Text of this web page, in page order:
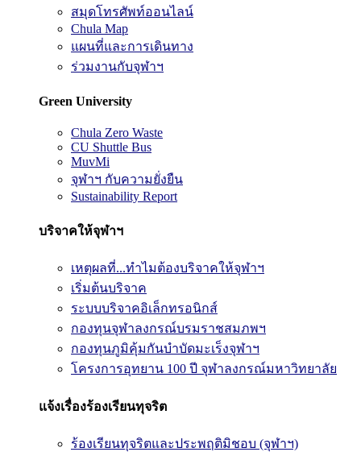
สมุดโทรศัพท์ออนไลน์
Chula Map
แผนที่และการเดินทาง
ร่วมงานกับจุฬาฯ
Green University
Chula Zero Waste
CU Shuttle Bus
MuvMi
จุฬาฯ กับความยั่งยืน
Sustainability Report
บริจาคให้จุฬาฯ
เหตุผลที่...ทำไมต้องบริจาคให้จุฬาฯ
เริ่มต้นบริจาค
ระบบบริจาคอิเล็กทรอนิกส์
กองทุนจุฬาลงกรณ์บรมราชสมภพฯ
กองทุนภูมิคุ้มกันบำบัดมะเร็งจุฬาฯ
โครงการอุทยาน 100 ปี จุฬาลงกรณ์มหาวิทยาลัย
แจ้งเรื่องร้องเรียนทุจริต
ร้องเรียนทุจริตและประพฤติมิชอบ (จุฬาฯ)